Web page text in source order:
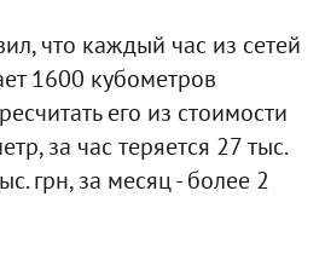
что каждый час из сетей
1600 кубометров
его из стоимости
за час теряется 27 тыс.
грн, за месяц - более 2